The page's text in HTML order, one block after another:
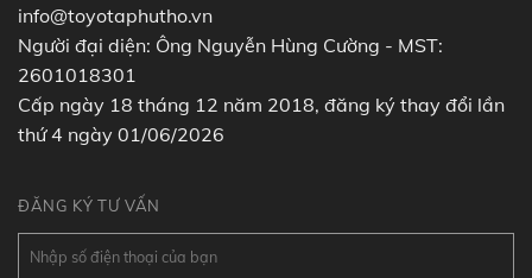
info@toyotaphutho.vn
Người đại diện: Ông Nguyễn Hùng Cường - MST:
2601018301
Cấp ngày 18 tháng 12 năm 2018, đăng ký thay đổi lần
thứ 4 ngày 01/06/2026
ĐĂNG KÝ TƯ VẤN